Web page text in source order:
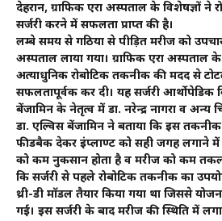
देहरादून, ग्राफिक एरा अस्पताल के विशेषज्ञों
सर्जरी करने में सफलता प्राप्त की है।
लम्बे समय से गठिया से पीड़ित मरीज को
अस्पताल लाया गया। ग्राफिक एरा अस्पताल
अत्याधुनिक रोबोटिक तकनीक की मदद से
सफलतापूर्वक कर दी। यह सर्जरी आर्थोपेडिक
बेंजामिन के नेतृत्व में डा. नरेन्द्र नागरा व अन्य
डा. एल्विस बेंजामिन ने बताया कि इस तकनीक
फीडबैक देकर इंप्लाण्ट को सही जगह लगाने में
को कम नुकसान होता है व मरीज को कम
कि सर्जरी से पहले रोबोटिक तकनीक का
थ्री-डी माॅडल तैयार किया गया था जिससे
गई। इस सर्जरी के बाद मरीज की स्थिति में